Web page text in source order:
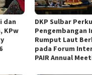
dan
KPw
DKP Sulbar
Pengembangan
Rumput Laut
pada Forum
PAIR Annual